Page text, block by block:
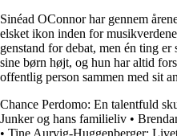
Sinéad OConnor har gennem
elsket ikon inden for
genstand for debat, men én ting
sine børn højt, og hun har altid
offentlig person sammen med sit
Chance Perdomo: En talentfuld
Junker og hans familieliv •